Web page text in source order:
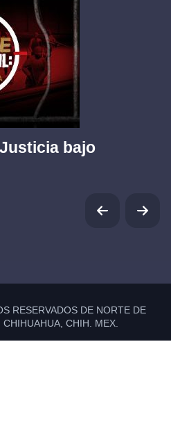
bajo
RESERVADOS DE NORTE DE
CHIH. MEX.